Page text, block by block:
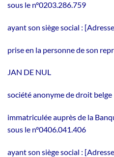
sous le n°0203.286.759
ayant son siège social :
prise en la personne de son
JAN DE NUL
société anonyme de droit belge
immatriculée auprès de la
sous le n°0406.041.406
ayant son siège social :